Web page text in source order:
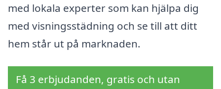
med lokala experter som kan hjälpa dig
med visningsstädning och se till att ditt
hem står ut på marknaden.
Få 3 erbjudanden, gratis och utan